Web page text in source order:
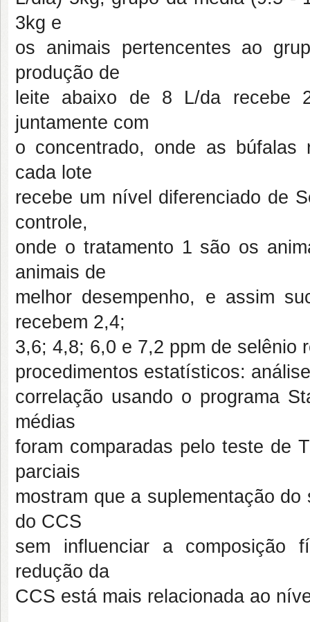
3kg e
os animais pertencentes ao
produção de
leite abaixo de 8 L/da recebe
juntamente com
o concentrado, onde as búfalas
cada lote
recebe um nível diferenciado de
controle,
onde o tratamento 1 são os
animais de
melhor desempenho, e assim
recebem 2,4;
3,6; 4,8; 6,0 e 7,2 ppm de selênio
procedimentos estatísticos:
correlação usando o programa
médias
foram comparadas pelo teste de
parciais
mostram que a suplementação
do CCS
sem influenciar a composição
redução da
CCS está mais relacionada ao